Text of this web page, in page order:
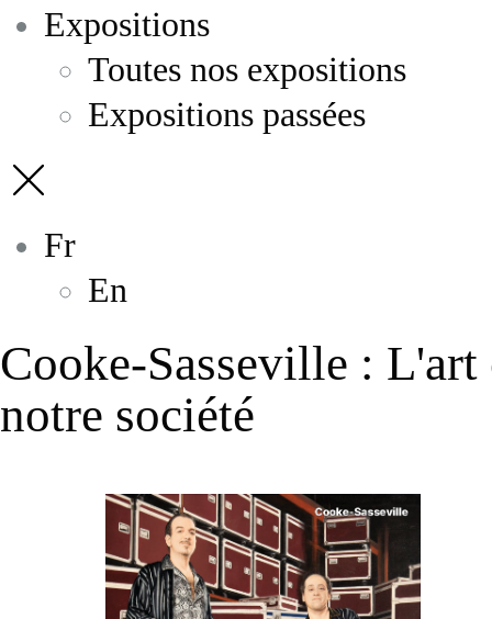
Expositions
Toutes nos expositions
Expositions passées
Fr
En
Cooke-Sasseville :
notre société